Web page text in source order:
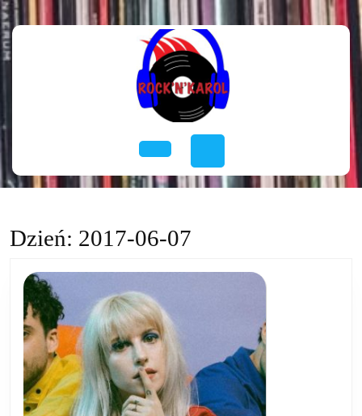
Skip
to
content
Button
Dzień: 2017-06-07